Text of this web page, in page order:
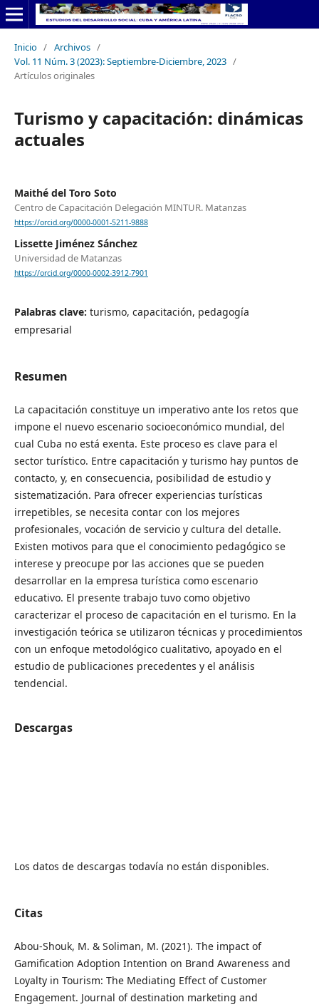
Inicio / Archivos /
Vol. 11 Núm. 3 (2023): Septiembre-Diciembre, 2023 /
Artículos originales
Turismo y capacitación: dinámicas
actuales
Maithé del Toro Soto
Centro de Capacitación Delegación MINTUR. Matanzas
https://orcid.org/0000-0001-5211-9888
Lissette Jiménez Sánchez
Universidad de Matanzas
https://orcid.org/0000-0002-3912-7901
Palabras clave: turismo, capacitación, pedagogía
empresarial
Resumen
La capacitación constituye un imperativo ante los retos que
impone el nuevo escenario socioeconómico mundial, del
cual Cuba no está exenta. Este proceso es clave para el
sector turístico. Entre capacitación y turismo hay puntos de
contacto, y, en consecuencia, posibilidad de estudio y
sistematización. Para ofrecer experiencias turísticas
irrepetibles, se necesita contar con los mejores
profesionales, vocación de servicio y cultura del detalle.
Existen motivos para que el conocimiento pedagógico se
interese y preocupe por las acciones que se pueden
desarrollar en la empresa turística como escenario
educativo. El presente trabajo tuvo como objetivo
caracterizar el proceso de capacitación en el turismo. En la
investigación teórica se utilizaron técnicas y procedimientos
con un enfoque metodológico cualitativo, apoyado en el
estudio de publicaciones precedentes y el análisis
tendencial.
Descargas
Los datos de descargas todavía no están disponibles.
Citas
Abou-Shouk, M. & Soliman, M. (2021). The impact of
Gamification Adoption Intention on Brand Awareness and
Loyalty in Tourism: The Mediating Effect of Customer
Engagement. Journal of destination marketing and